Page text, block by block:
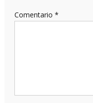
Comentario *